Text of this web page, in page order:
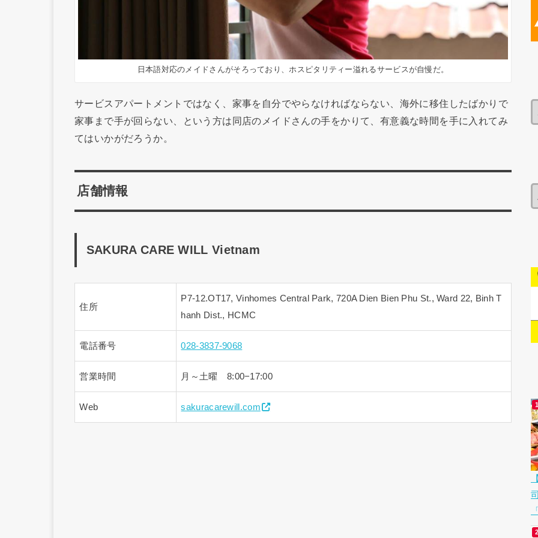
日本語対応のメイドさんがそろっており、ホスピタリティー溢れるサービスが自慢だ。
サービスアパートメントではなく、家事を自分でやらなければならない、海外に移住したばかりで
家事まで手が回らない、という方は同店のメイドさんの手をかりて、有意義な時間を手に入れてみ
てはいかがだろうか。
店舗情報
SAKURA CARE WILL Vietnam
住所
P7-12.OT17, Vinhomes Central Park, 720A Dien Bien Phu St., Ward 22, Binh T
hanh Dist., HCMC
電話番号 028-3837-9068
営業時間 月～土曜 8:00−17:00
Web sakuracarewill.com